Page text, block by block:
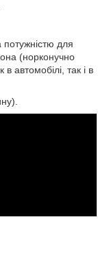
потужністю для
(норконучно
автомобілі, так і в